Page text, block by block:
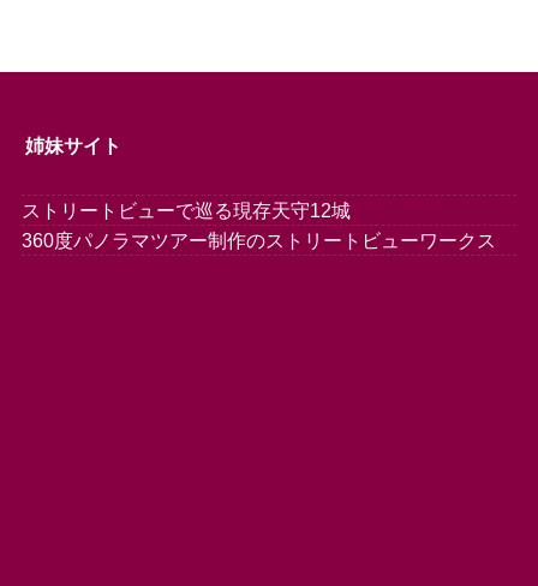
姉妹サイト
ストリートビューで巡る現存天守12城
360度パノラマツアー制作のストリートビューワークス